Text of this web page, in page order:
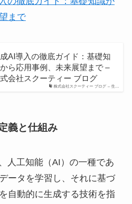
まで
株式会社スクーティー ブログ – 生…
AI導入の徹底ガイド：基礎知
ら応用事例、未来展望まで –
会社スクーティー ブログ
義と仕組み
人工知能（AI）の一種であ
ータを学習し、それに基づ
自動的に生成する技術を指